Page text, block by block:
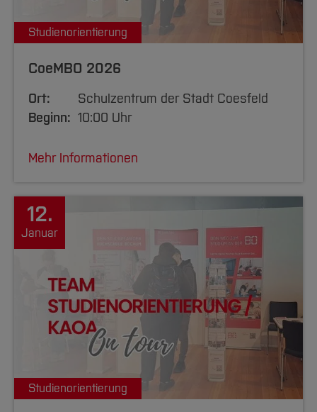
Studienorientierung
CoeMBO 2026
Ort:
Schulzentrum der Stadt Coesfeld
Beginn: 10:00 Uhr
Mehr Informationen
Studienorientierung
12.
Januar